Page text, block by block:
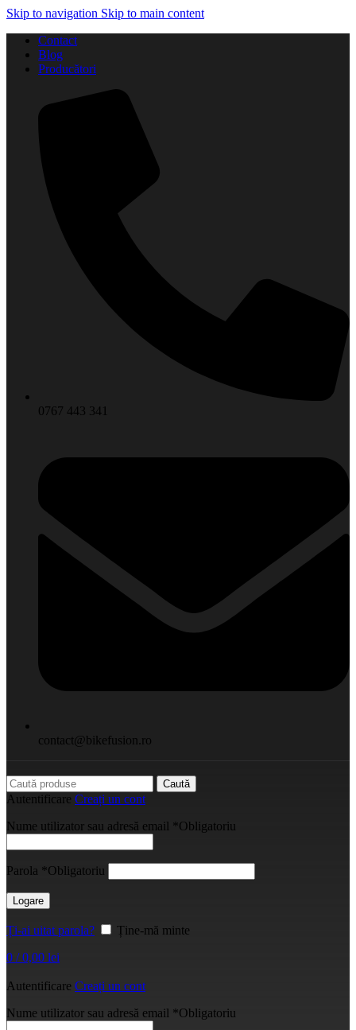
Skip to navigation Skip to main content
Contact
Blog
Producători
0767 443 341
contact@bikefusion.ro
Caută
Autentificare Creați un cont
Nume utilizator sau adresă email *Obligatoriu
Parola *Obligatoriu
Logare
Ți-ai uitat parola?
Ține-mă minte
0 / 0,00 lei
Autentificare Creați un cont
Nume utilizator sau adresă email *Obligatoriu